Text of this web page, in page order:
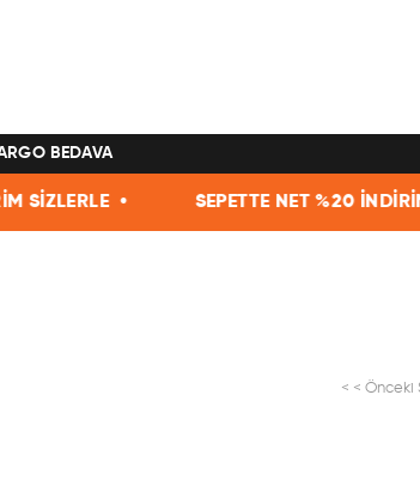
BEDAVA
SEPETTE NET %20 İNDİRİM SİZLERLE •
< <